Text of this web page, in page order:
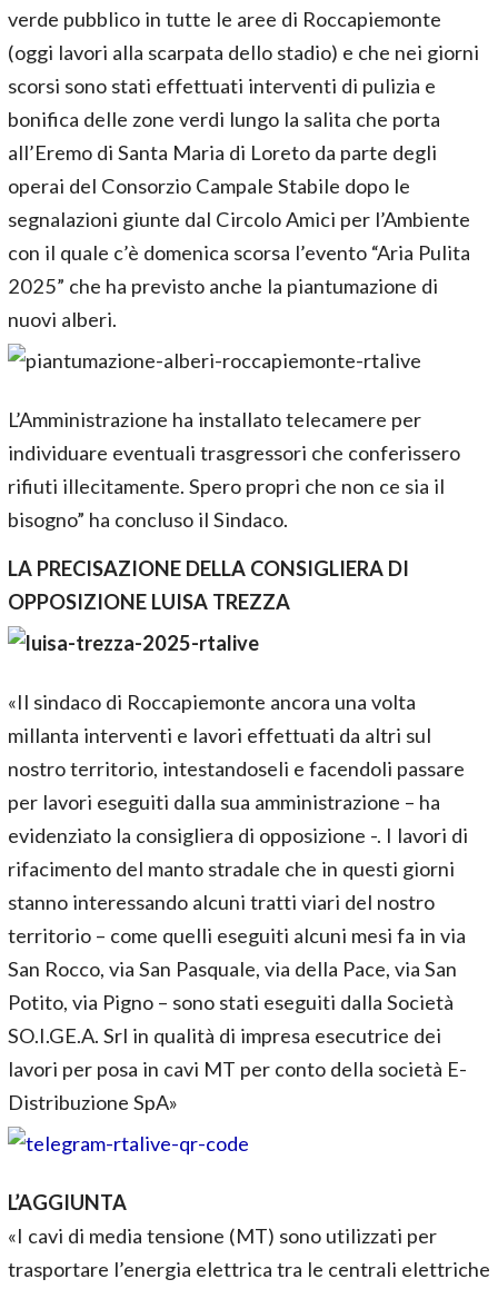
verde pubblico in tutte le aree di Roccapiemonte
(oggi lavori alla scarpata dello stadio) e che nei giorni
scorsi sono stati effettuati interventi di pulizia e
bonifica delle zone verdi lungo la salita che porta
all’Eremo di Santa Maria di Loreto da parte degli
operai del Consorzio Campale Stabile dopo le
segnalazioni giunte dal Circolo Amici per l’Ambiente
con il quale c’è domenica scorsa l’evento “Aria Pulita
2025” che ha previsto anche la piantumazione di
nuovi alberi.
L’Amministrazione ha installato telecamere per
individuare eventuali trasgressori che conferissero
rifiuti illecitamente. Spero propri che non ce sia il
bisogno” ha concluso il Sindaco.
LA PRECISAZIONE DELLA CONSIGLIERA DI
OPPOSIZIONE LUISA TREZZA
«Il sindaco di Roccapiemonte ancora una volta
millanta interventi e lavori effettuati da altri sul
nostro territorio, intestandoseli e facendoli passare
per lavori eseguiti dalla sua amministrazione – ha
evidenziato la consigliera di opposizione -. I lavori di
rifacimento del manto stradale che in questi giorni
stanno interessando alcuni tratti viari del nostro
territorio – come quelli eseguiti alcuni mesi fa in via
San Rocco, via San Pasquale, via della Pace, via San
Potito, via Pigno – sono stati eseguiti dalla Società
SO.I.GE.A. Srl in qualità di impresa esecutrice dei
lavori per posa in cavi MT per conto della società E-
Distribuzione SpA»
L’AGGIUNTA
«I cavi di media tensione (MT) sono utilizzati per
trasportare l’energia elettrica tra le centrali elettriche